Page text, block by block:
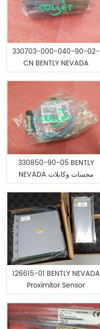
330703-000-040-90-02-
CN BENTLY NEVADA
Probes and Extension
Cables
330850-90-05 BENTLY
NEVADA مجسات وكابلات
تمديد
126615-01 BENTLY NEVADA
Proximitor Sensor